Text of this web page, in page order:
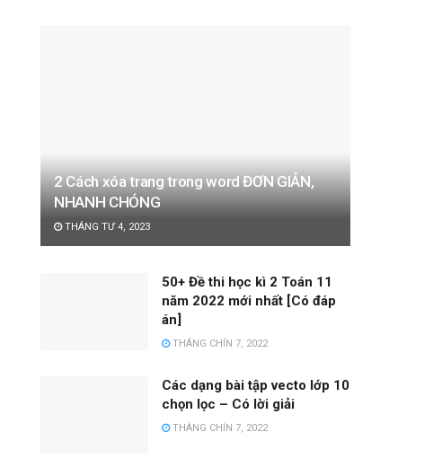
2 Cách xóa trang trong word ĐƠN GIẢN,
NHANH CHÓNG
THÁNG TƯ 4, 2023
50+ Đề thi học kì 2 Toán 11
năm 2022 mới nhất [Có đáp
án]
THÁNG CHÍN 7, 2022
Các dạng bài tập vecto lớp 10
chọn lọc – Có lời giải
THÁNG CHÍN 7, 2022